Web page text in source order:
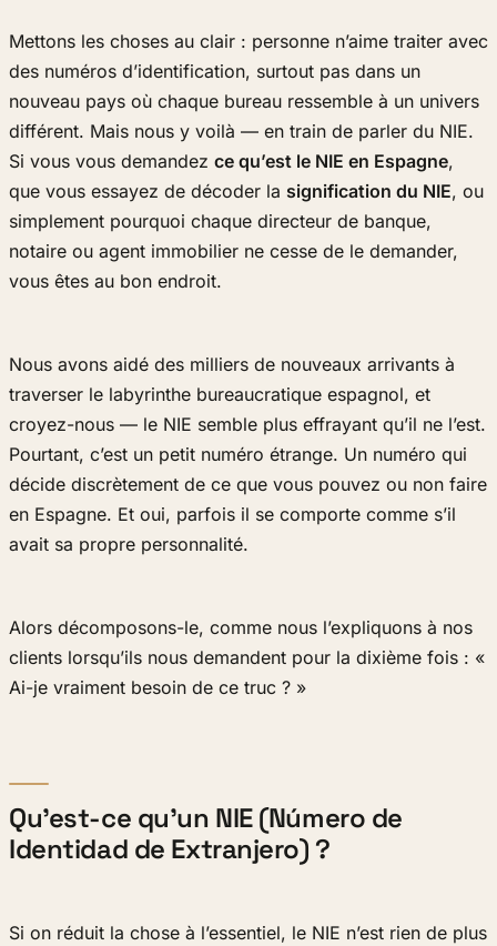
Mettons les choses au clair : personne n’aime traiter avec
des numéros d’identification, surtout pas dans un
nouveau pays où chaque bureau ressemble à un univers
différent. Mais nous y voilà — en train de parler du NIE.
Si vous vous demandez ce qu’est le NIE en Espagne,
que vous essayez de décoder la signification du NIE, ou
simplement pourquoi chaque directeur de banque,
notaire ou agent immobilier ne cesse de le demander,
vous êtes au bon endroit.
Nous avons aidé des milliers de nouveaux arrivants à
traverser le labyrinthe bureaucratique espagnol, et
croyez-nous — le NIE semble plus effrayant qu’il ne l’est.
Pourtant, c’est un petit numéro étrange. Un numéro qui
décide discrètement de ce que vous pouvez ou non faire
en Espagne. Et oui, parfois il se comporte comme s’il
avait sa propre personnalité.
Alors décomposons-le, comme nous l’expliquons à nos
clients lorsqu’ils nous demandent pour la dixième fois : «
Ai-je vraiment besoin de ce truc ? »
Qu’est-ce qu’un NIE (Número de
Identidad de Extranjero) ?
Si on réduit la chose à l’essentiel, le NIE n’est rien de plus